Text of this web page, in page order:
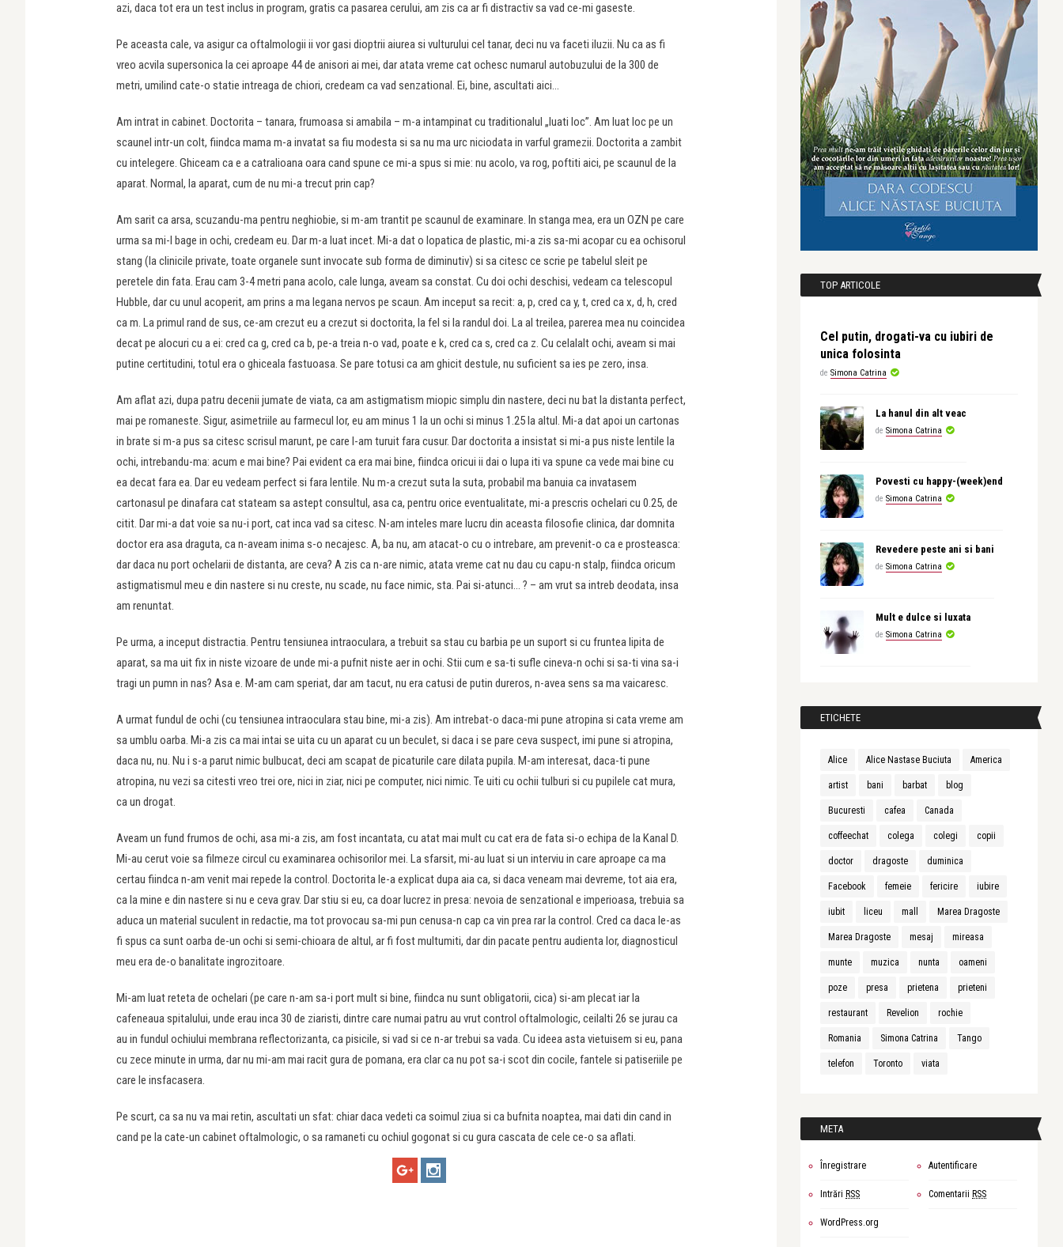
azi, daca tot era un test inclus in program, gratis ca pasarea cerului, am zis ca ar fi distractiv sa vad ce-mi gaseste.
Pe aceasta cale, va asigur ca oftalmologii ii vor gasi dioptrii aiurea si vulturului cel tanar, deci nu va faceti iluzii. Nu ca as fi
vreo acvila supersonica la cei aproape 44 de anisori ai mei, dar atata vreme cat ochesc numarul autobuzului de la 300 de
metri, umilind cate-o statie intreaga de chiori, credeam ca vad senzational. Ei, bine, ascultati aici…
Am intrat in cabinet. Doctorita – tanara, frumoasa si amabila – m-a intampinat cu traditionalul „luati loc”. Am luat loc pe un
scaunel intr-un colt, fiindca mama m-a invatat sa fiu modesta si sa nu ma urc niciodata in varful gramezii. Doctorita a zambit
cu intelegere. Ghiceam ca e a catralioana oara cand spune ce mi-a spus si mie: nu acolo, va rog, poftiti aici, pe scaunul de la
aparat. Normal, la aparat, cum de nu mi-a trecut prin cap?
Am sarit ca arsa, scuzandu-ma pentru neghiobie, si m-am trantit pe scaunul de examinare. In stanga mea, era un OZN pe care
urma sa mi-l bage in ochi, credeam eu. Dar m-a luat incet. Mi-a dat o lopatica de plastic, mi-a zis sa-mi acopar cu ea ochisorul
stang (la clinicile private, toate organele sunt invocate sub forma de diminutiv) si sa citesc ce scrie pe tabelul sleit pe
peretele din fata. Erau cam 3-4 metri pana acolo, cale lunga, aveam sa constat. Cu doi ochi deschisi, vedeam ca telescopul
Hubble, dar cu unul acoperit, am prins a ma legana nervos pe scaun. Am inceput sa recit: a, p, cred ca y, t, cred ca x, d, h, cred
ca m. La primul rand de sus, ce-am crezut eu a crezut si doctorita, la fel si la randul doi. La al treilea, parerea mea nu coincidea
decat pe alocuri cu a ei: cred ca g, cred ca b, pe-a treia n-o vad, poate e k, cred ca s, cred ca z. Cu celalalt ochi, aveam si mai
putine certitudini, totul era o ghiceala fastuoasa. Se pare totusi ca am ghicit destule, nu suficient sa ies pe zero, insa.
Am aflat azi, dupa patru decenii jumate de viata, ca am astigmatism miopic simplu din nastere, deci nu bat la distanta perfect,
mai pe romaneste. Sigur, asimetriile au farmecul lor, eu am minus 1 la un ochi si minus 1.25 la altul. Mi-a dat apoi un cartonas
in brate si m-a pus sa citesc scrisul marunt, pe care l-am turuit fara cusur. Dar doctorita a insistat si mi-a pus niste lentile la
ochi, intrebandu-ma: acum e mai bine? Pai evident ca era mai bine, fiindca oricui ii dai o lupa iti va spune ca vede mai bine cu
ea decat fara ea. Dar eu vedeam perfect si fara lentile. Nu m-a crezut suta la suta, probabil ma banuia ca invatasem
cartonasul pe dinafara cat stateam sa astept consultul, asa ca, pentru orice eventualitate, mi-a prescris ochelari cu 0.25, de
citit. Dar mi-a dat voie sa nu-i port, cat inca vad sa citesc. N-am inteles mare lucru din aceasta filosofie clinica, dar domnita
doctor era asa draguta, ca n-aveam inima s-o necajesc. A, ba nu, am atacat-o cu o intrebare, am prevenit-o ca e prosteasca:
dar daca nu port ochelarii de distanta, are ceva? A zis ca n-are nimic, atata vreme cat nu dau cu capu-n stalp, fiindca oricum
astigmatismul meu e din nastere si nu creste, nu scade, nu face nimic, sta. Pai si-atunci… ? – am vrut sa intreb deodata, insa
am renuntat.
Pe urma, a inceput distractia. Pentru tensiunea intraoculara, a trebuit sa stau cu barbia pe un suport si cu fruntea lipita de
aparat, sa ma uit fix in niste vizoare de unde mi-a pufnit niste aer in ochi. Stii cum e sa-ti sufle cineva-n ochi si sa-ti vina sa-i
tragi un pumn in nas? Asa e. M-am cam speriat, dar am tacut, nu era catusi de putin dureros, n-avea sens sa ma vaicaresc.
A urmat fundul de ochi (cu tensiunea intraoculara stau bine, mi-a zis). Am intrebat-o daca-mi pune atropina si cata vreme am
sa umblu oarba. Mi-a zis ca mai intai se uita cu un aparat cu un beculet, si daca i se pare ceva suspect, imi pune si atropina,
daca nu, nu. Nu i s-a parut nimic bulbucat, deci am scapat de picaturile care dilata pupila. M-am interesat, daca-ti pune
atropina, nu vezi sa citesti vreo trei ore, nici in ziar, nici pe computer, nici nimic. Te uiti cu ochii tulburi si cu pupilele cat mura,
ca un drogat.
Aveam un fund frumos de ochi, asa mi-a zis, am fost incantata, cu atat mai mult cu cat era de fata si-o echipa de la Kanal D.
Mi-au cerut voie sa filmeze circul cu examinarea ochisorilor mei. La sfarsit, mi-au luat si un interviu in care aproape ca ma
certau fiindca n-am venit mai repede la control. Doctorita le-a explicat dupa aia ca, si daca veneam mai devreme, tot aia era,
ca la mine e din nastere si nu e ceva grav. Dar stiu si eu, ca doar lucrez in presa: nevoia de senzational e imperioasa, trebuia sa
aduca un material suculent in redactie, ma tot provocau sa-mi pun cenusa-n cap ca vin prea rar la control. Cred ca daca le-as
fi spus ca sunt oarba de-un ochi si semi-chioara de altul, ar fi fost multumiti, dar din pacate pentru audienta lor, diagnosticul
meu era de-o banalitate ingrozitoare.
Mi-am luat reteta de ochelari (pe care n-am sa-i port mult si bine, fiindca nu sunt obligatorii, cica) si-am plecat iar la
cafeneaua spitalului, unde erau inca 30 de ziaristi, dintre care numai patru au vrut control oftalmologic, ceilalti 26 se jurau ca
au in fundul ochiului membrana reflectorizanta, ca pisicile, si vad si ce n-ar trebui sa vada. Cu ideea asta vietuisem si eu, pana
cu zece minute in urma, dar nu mi-am mai racit gura de pomana, era clar ca nu pot sa-i scot din cocile, fantele si patiseriile pe
care le insfacasera.
Pe scurt, ca sa nu va mai retin, ascultati un sfat: chiar daca vedeti ca soimul ziua si ca bufnita noaptea, mai dati din cand in
cand pe la cate-un cabinet oftalmologic, o sa ramaneti cu ochiul gogonat si cu gura cascata de cele ce-o sa aflati.
TOP ARTICOLE
Cel putin, drogati-va cu iubiri de
unica folosinta
de Simona Catrina
La hanul din alt veac
de Simona Catrina
Povesti cu happy-(week)end
de Simona Catrina
Revedere peste ani si bani
de Simona Catrina
Mult e dulce si luxata
de Simona Catrina
ETICHETE
Alice Alice Nastase Buciuta America
artist bani barbat blog
Bucuresti cafea Canada
coffeechat colega colegi copii
doctor dragoste duminica
Facebook femeie fericire iubire
iubit liceu mall Marea Dragoste
Marea Dragoste mesaj mireasa
munte muzica nunta oameni
poze presa prietena prieteni
restaurant Revelion rochie
Romania Simona Catrina Tango
telefon Toronto viata
META
Înregistrare Autentificare
Intrări RSS Comentarii RSS
WordPress.org